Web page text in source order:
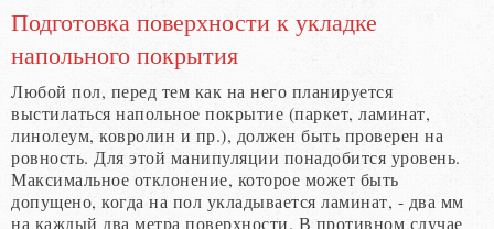
Подготовка поверхности к укладке
напольного покрытия
Любой пол, перед тем как на него планируется
выстилаться напольное покрытие (паркет, ламинат,
линолеум, ковролин и пр.), должен быть проверен на
ровность. Для этой манипуляции понадобится уровень.
Максимальное отклонение, которое может быть
допущено, когда на пол укладывается ламинат, - два мм
на каждый два метра поверхности. В противном случае